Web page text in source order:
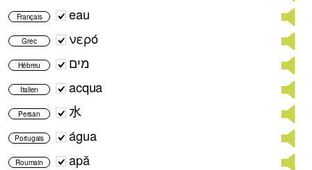
Français eau
Grec νερό
Hébreu מים
Italien acqua
Persan 水
Portugais água
Roumain apă